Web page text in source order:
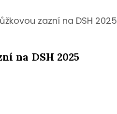
zazní na DSH 2025
na DSH 2025